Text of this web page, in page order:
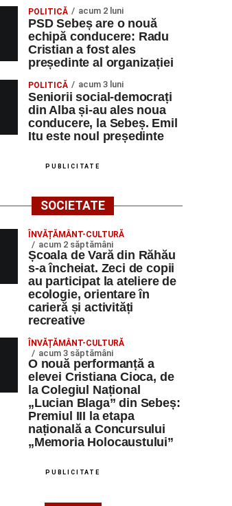
POLITICĂ acum 2 luni
PSD Sebeș are o nouă
echipă conducere: Radu
Cristian a fost ales
președinte al organizației
POLITICĂ acum 3 luni
Seniorii social-democrați
din Alba și-au ales noua
conducere, la Sebeș. Emil
Itu este noul președinte
PUBLICITATE
SOCIETATE
ÎNVĂȚĂMÂNT-CULTURĂ
acum 2 săptămâni
Școala de Vară din Răhău
s-a încheiat. Zeci de copii
au participat la ateliere de
ecologie, orientare în
carieră și activități
recreative
ÎNVĂȚĂMÂNT-CULTURĂ
acum 3 săptămâni
O nouă performanță a
elevei Cristiana Cioca, de
la Colegiul Național
„Lucian Blaga” din Sebeș:
Premiul III la etapa
națională a Concursului
„Memoria Holocaustului”
PUBLICITATE